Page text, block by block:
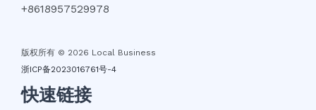
+8618957529978
版权所有 © 2026 Local Business
浙ICP备2023016761号-4
快速链接